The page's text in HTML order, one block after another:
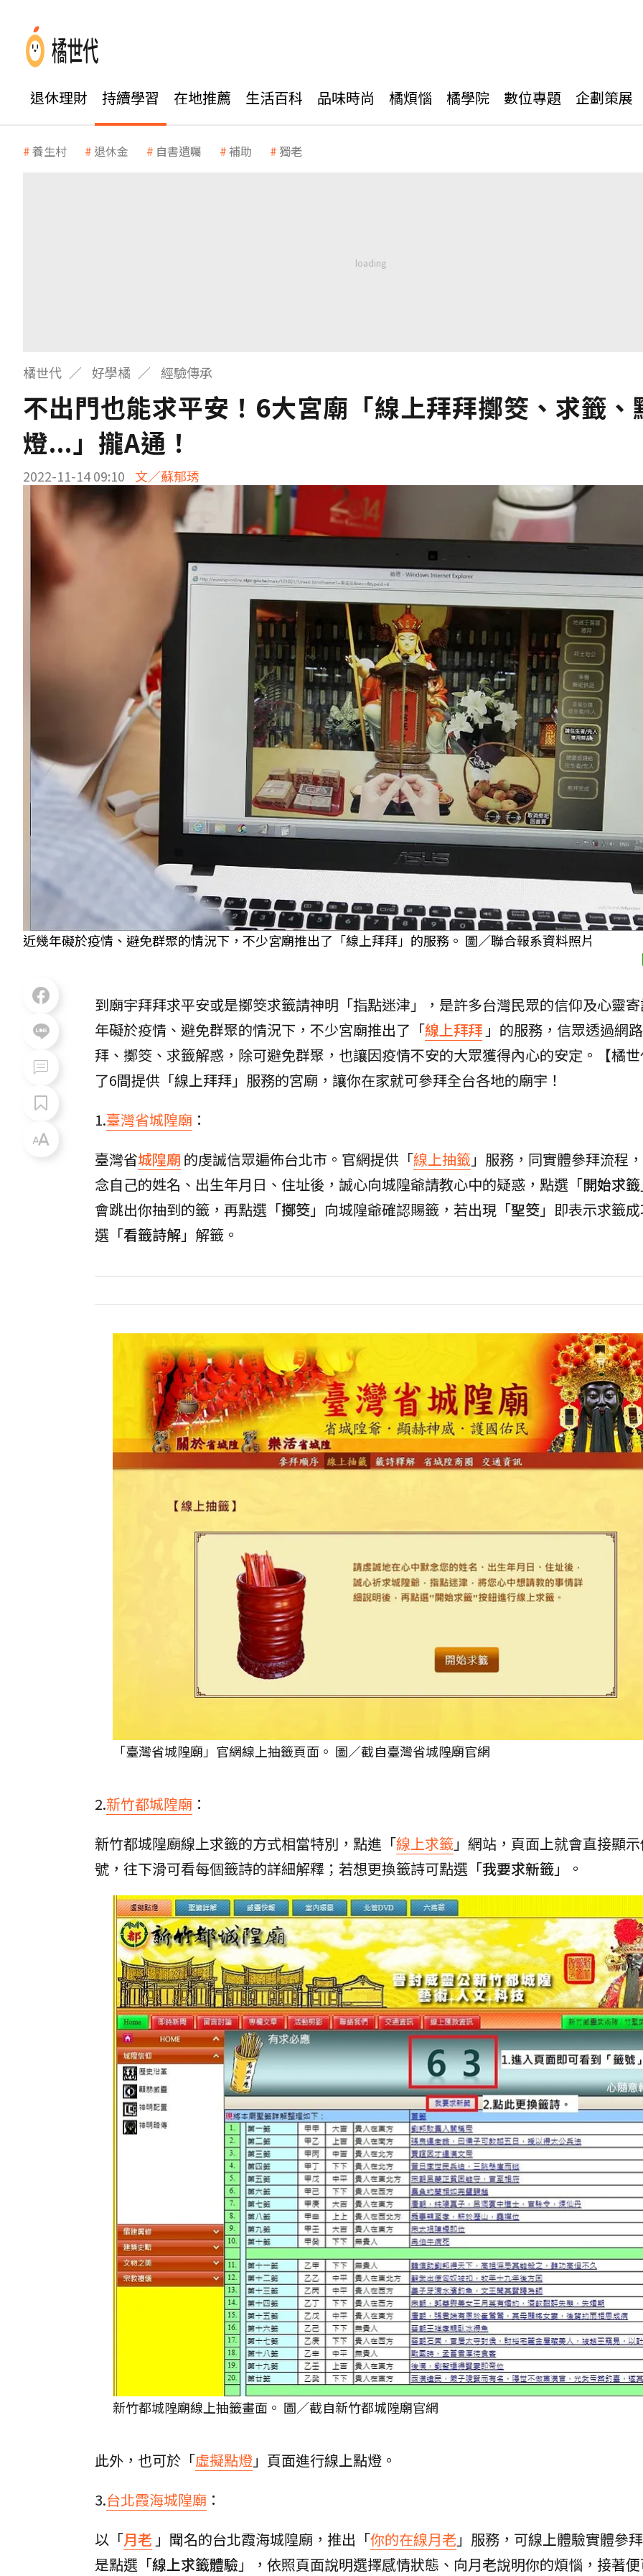
退休理財 持續學習 在地推薦 生活百科 品味時尚 橘煩惱 橘學院 數位專題 企劃策展
養生村 退休金 自書遺囑 補助 獨老
橘世代 好學橘 經驗傳承
不出門也能求平安！6大宮廟「線上拜拜擲筊、求籤、
燈...」攏A通！
2022-11-14 09:10 文／蘇郁琇
近幾年礙於疫情、避免群聚的情況下，不少宮廟推出了「線上拜拜」的服務。 圖／聯合報系資料照片
到廟宇拜拜求平安或是擲筊求籤請神明「指點迷津」，是許多台灣民眾的信仰及心靈
年礙於疫情、避免群聚的情況下，不少宮廟推出了「線上拜拜 」的服務，信眾透過網
拜、擲筊、求籤解惑，除可避免群聚，也讓因疫情不安的大眾獲得內心的安定。【橘
了6間提供「線上拜拜」服務的宮廟，讓你在家就可參拜全台各地的廟宇！
1.臺灣省城隍廟 ：
臺灣省城隍廟的虔誠信眾遍佈台北市。官網提供「線上抽籤」服務，同實體參拜流程
念自己的姓名、出生年月日、住址後，誠心向城隍爺請教心中的疑惑，點選「開始求籤
會跳出你抽到的籤，再點選「擲筊」向城隍爺確認賜籤，若出現「聖筊」即表示求籤
選「看籤詩解」解籤。
「臺灣省城隍廟」官網線上抽籤頁面。 圖／截自臺灣省城隍廟官網
2.新竹都城隍廟 ：
新竹都城隍廟線上求籤的方式相當特別，點進「線上求籤」網站，頁面上就會直接顯
號，往下滑可看每個籤詩的詳細解釋；若想更換籤詩可點選「我要求新籤」。
新竹都城隍廟線上抽籤畫面。 圖／截自新竹都城隍廟官網
此外，也可於「虛擬點燈」頁面進行線上點燈。
3.台北霞海城隍廟 ：
以「月老 」聞名的台北霞海城隍廟，推出「你的在線月老 」服務，可線上體驗實體參
是點選「線上求籤體驗 」，依照頁面說明選擇感情狀態、向月老說明你的煩惱，接著